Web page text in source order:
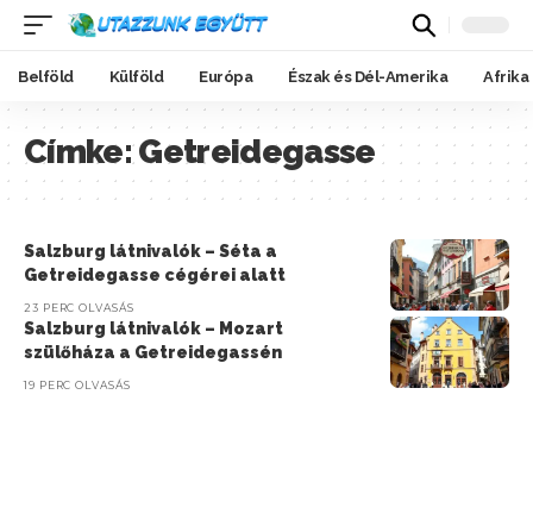
Belföld Külföld Európa Észak és Dél-Amerika Afrika
Címke:Getreidegasse
Salzburg látnivalók – Séta a
Getreidegasse cégérei alatt
23 PERC OLVASÁS
Salzburg látnivalók – Mozart
szülőháza a Getreidegassén
19 PERC OLVASÁS